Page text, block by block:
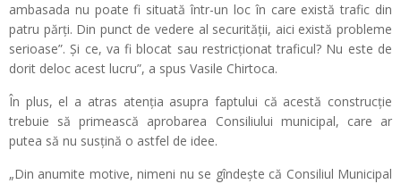
ambasada nu poate fi situată într-un loc în care există trafic din
patru părți. Din punct de vedere al securității, aici există probleme
serioase”. Și ce, va fi blocat sau restricționat traficul? Nu este de
dorit deloc acest lucru”, a spus Vasile Chirtoca.
În plus, el a atras atenția asupra faptului că acestă construcție
trebuie să primească aprobarea Consiliului municipal, care ar
putea să nu susțină o astfel de idee.
„Din anumite motive, nimeni nu se gîndește că Consiliul Municipal